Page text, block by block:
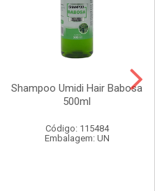
Shampoo Umidi Hair Babosa
500ml
Código: 115484
Embalagem: UN